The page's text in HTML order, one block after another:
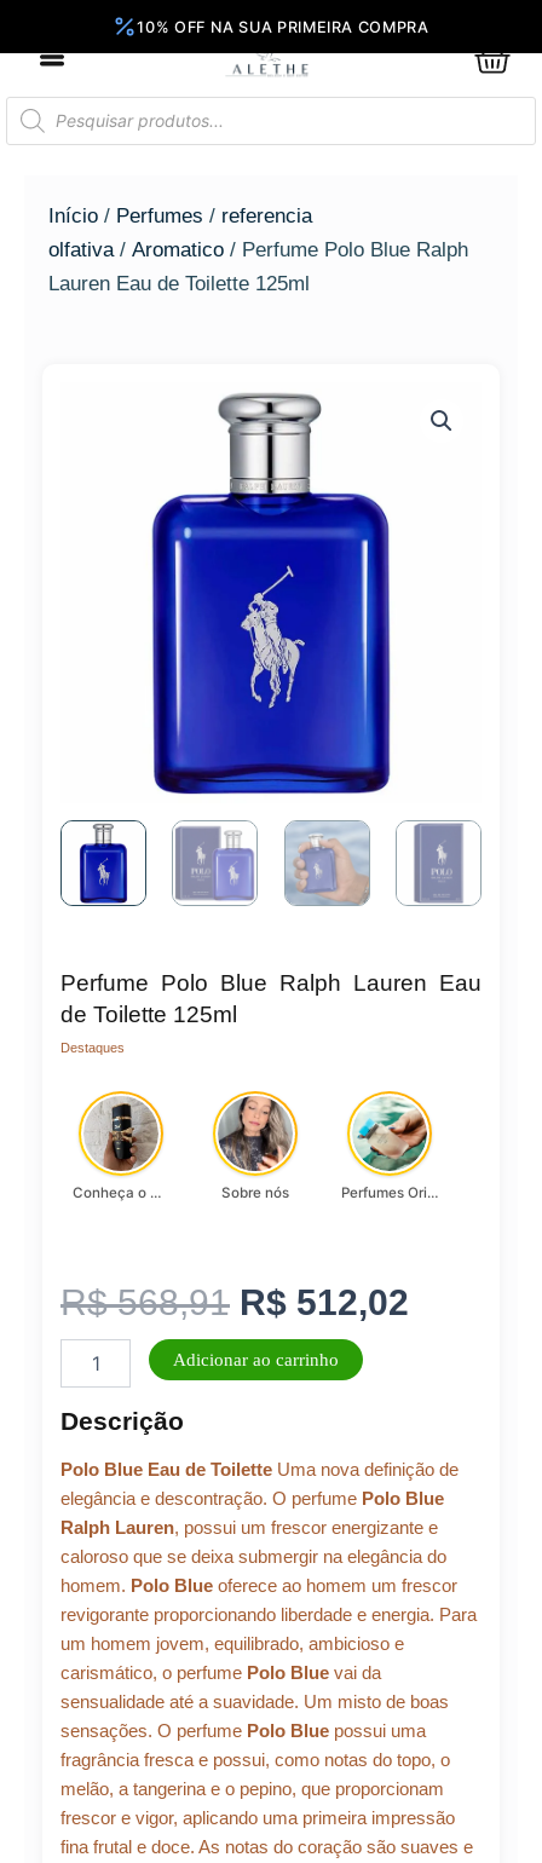
conteúdo
Pesquisar
produtos
Início / Perfumes / referencia
olfativa / Aromatico / Perfume Polo Blue Ralph
Lauren Eau de Toilette 125ml
Perfume Polo Blue Ralph Lauren Eau
de Toilette 125ml
Destaques
Conheça o Asad, da Lattafa… Sobre nós Perfumes Originais
R$568,91 O
preço
era:
R$ 568,91.
R$ 512,02
é:
R$
Ralph
Eau
de
Toilette
125ml
quantidade
Adicionar ao carrinho
Descrição
Polo Blue Eau de Toilette Uma nova definição de
elegância e descontração. O perfume Polo Blue
Ralph Lauren, possui um frescor energizante e
caloroso que se deixa submergir na elegância do
homem. Polo Blue oferece ao homem um frescor
revigorante proporcionando liberdade e energia. Para
um homem jovem, equilibrado, ambicioso e
carismático, o perfume Polo Blue vai da
sensualidade até a suavidade. Um misto de boas
sensações. O perfume Polo Blue possui uma
fragrância fresca e possui, como notas do topo, o
melão, a tangerina e o pepino, que proporcionam
frescor e vigor, aplicando uma primeira impressão
fina frutal e doce. As notas do coração são suaves e